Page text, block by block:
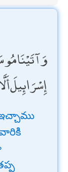
وَآتَيْنَا
إِسْرَائِيلَ